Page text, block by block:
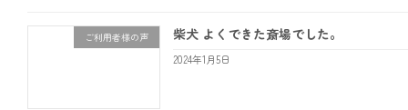
ご利用者様の声 柴犬 よくできた斎場でした。
2024年1月5日